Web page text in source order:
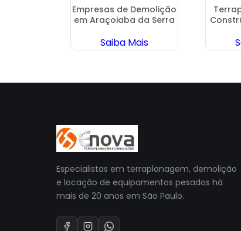
Empresas de Demolição
em Araçoiaba da Serra
Saiba Mais
Especialistas em terraplanagem, demolição
e locação de equipamentos pesados há
mais de 20 anos em São Paulo.